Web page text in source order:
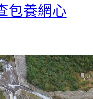
包養網心